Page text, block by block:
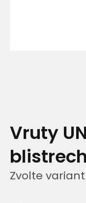
Vruty
blistrech
Zvolte